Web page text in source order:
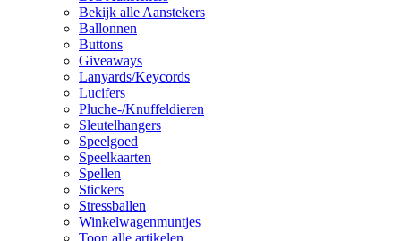
Bekijk alle Aanstekers
Ballonnen
Buttons
Giveaways
Lanyards/Keycords
Lucifers
Pluche-/Knuffeldieren
Sleutelhangers
Speelgoed
Speelkaarten
Spellen
Stickers
Stressballen
Winkelwagenmuntjes
Toon alle artikelen